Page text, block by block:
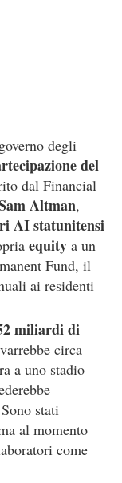
degli
del
dal Financial
Altman,
AI statunitensi
equity a un
Fund, il
ai residenti
miliardi di
circa
a uno stadio
stati
al momento
come